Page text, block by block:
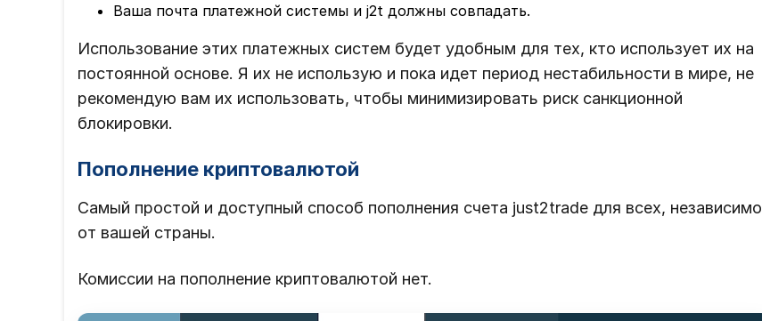
Ваша почта платежной системы и j2t должны совпадать.
Использование этих платежных систем будет удобным для тех, кто использует их на
постоянной основе. Я их не использую и пока идет период нестабильности в мире, не
рекомендую вам их использовать, чтобы минимизировать риск санкционной
блокировки.
Пополнение криптовалютой
Самый простой и доступный способ пополнения счета just2trade для всех, независимо
от вашей страны.
Комиссии на пополнение криптовалютой нет.